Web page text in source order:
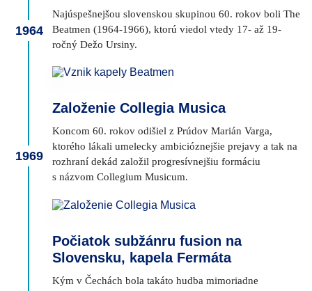
Najúspešnejšou slovenskou skupinou 60. rokov boli The
Beatmen (1964-1966), ktorú viedol vtedy 17- až 19-
ročný Dežo Ursiny.
1964
Založenie Collegia Musica
Koncom 60. rokov odišiel z Prúdov Marián Varga,
ktorého lákali umelecky ambicióznejšie prejavy a tak na
rozhraní dekád založil progresívnejšiu formáciu
s názvom Collegium Musicum.
1969
Počiatok subžánru fusion na
Slovensku, kapela Fermáta
Kým v Čechách bola takáto hudba mimoriadne